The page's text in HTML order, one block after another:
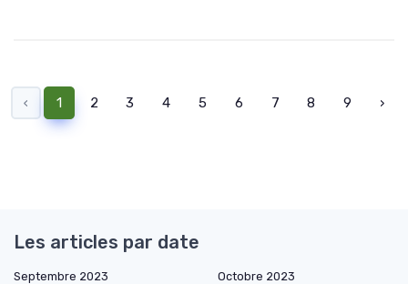
‹ 1 2 3 4 5 6 7 8 9 ›
Les articles par date
Septembre 2023
Octobre 2023